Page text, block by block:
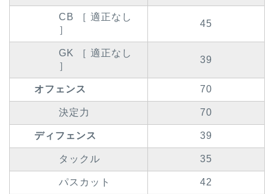
CB ［ 適正なし
］
45
GK ［ 適正なし
］
39
オフェンス 70
決定力 70
ディフェンス 39
タックル 35
パスカット 42